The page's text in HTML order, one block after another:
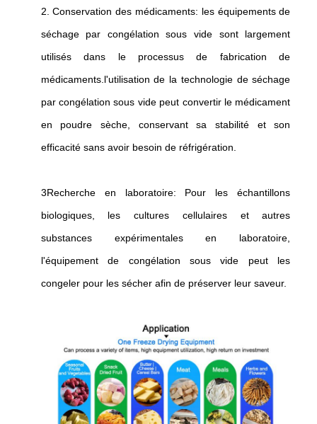
2. Conservation des médicaments: les équipements de
séchage par congélation sous vide sont largement
utilisés dans le processus de fabrication de
médicaments.l'utilisation de la technologie de séchage
par congélation sous vide peut convertir le médicament
en poudre sèche, conservant sa stabilité et son
efficacité sans avoir besoin de réfrigération.
3Recherche en laboratoire: Pour les échantillons
biologiques, les cultures cellulaires et autres
substances expérimentales en laboratoire,
l'équipement de congélation sous vide peut les
congeler pour les sécher afin de préserver leur saveur.